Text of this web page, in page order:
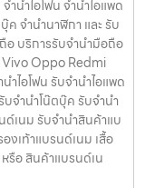
นำไอโฟน จำนำไอแพด
ค จำนำนาฬิกา และ รับ
อ บริการรับจำนำมือถือ
Vivo Oppo Redmi
ำไอโฟน รับจำนำไอแพด
จำนำโน๊ตบุ๊ค รับจำนำ
ด์เนม รับจำนำสินค้าแบ
งเท้าแบรนด์เนม เสื้อ
รือ สินค้าแบรนด์เน